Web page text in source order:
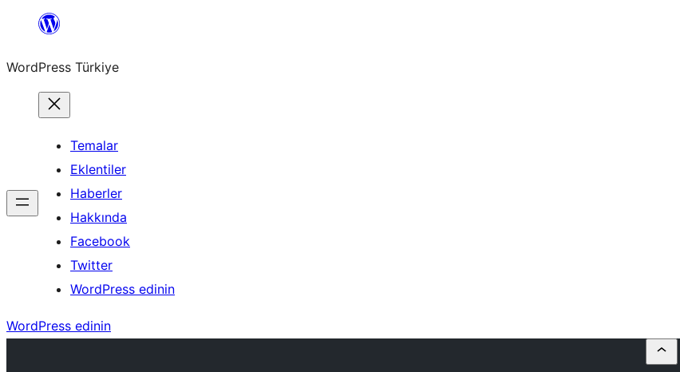
İçeriğe
WordPress Türkiye
Temalar
Eklentiler
Haberler
Hakkında
Facebook
Twitter
WordPress edinin
WordPress edinin